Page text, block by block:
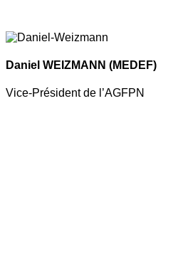
Daniel WEIZMANN (MEDEF)
Vice-Président de l’AGFPN